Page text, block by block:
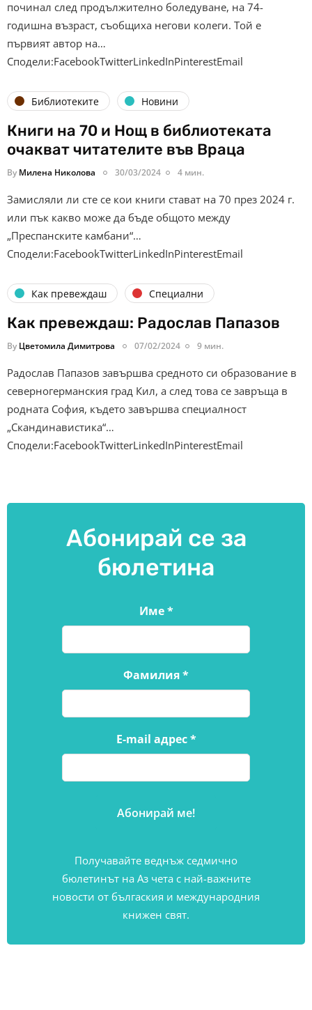
починал след продължително боледуване, на 74-
годишна възраст, съобщиха негови колеги. Той е
първият автор на…
Сподели:FacebookTwitterLinkedInPinterestEmail
Библиотеките Новини
Книги на 70 и Нощ в библиотеката
очакват читателите във Враца
By Милена Николова 30/03/2024 4 мин.
Замисляли ли сте се кои книги стават на 70 през 2024 г.
или пък какво може да бъде общото между
„Преспанските камбани“…
Сподели:FacebookTwitterLinkedInPinterestEmail
Как превеждаш Специални
Как превеждаш: Радослав Папазов
By Цветомила Димитрова 07/02/2024 9 мин.
Радослав Папазов завършва средното си образование в
северногерманския град Кил, а след това се завръща в
родната София, където завършва специалност
„Скандинавистика“…
Сподели:FacebookTwitterLinkedInPinterestEmail
Абонирай се за
бюлетина
Име*
Фамилия*
E-mail адрес*
Получавайте веднъж седмично
бюлетинът на Аз чета с най-важните
новости от бългаския и международния
книжен свят.